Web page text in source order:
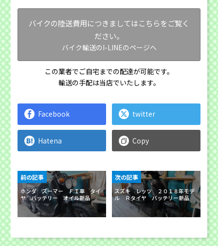
バイクの陸送費用につきましてはこちらをご覧く
ださい。
バイク輸送のI-LINEのページへ
この業者でご自宅までの配達が可能です。
輸送の手配は当店でいたします。
Facebook twitter
Hatena Copy
ホンダ ズーマー ＦＩ車 タイ
ヤ バッテリー オイル新品
前の記事
スズキ レッツ ２０１８年モデ
ル Ｒタイヤ バッテリー新品
次の記事